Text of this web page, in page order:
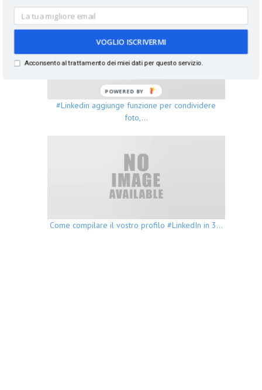
#Linkedin aggiunge funzione per condividere
foto,…
Come compilare il vostro profilo #LinkedIn in 3…
VOGLIO ISCRIVERMI
Acconsento al trattamento dei miei dati per questo servizio.
POWERED BY